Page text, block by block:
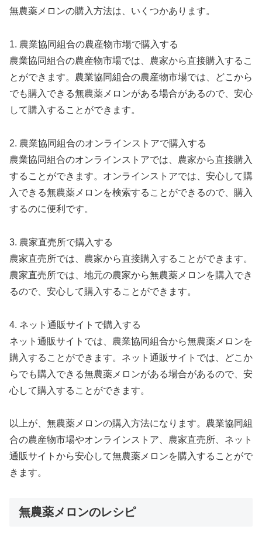
無農薬メロンの購入方法は、いくつかあります。
1. 農業協同組合の農産物市場で購入する
農業協同組合の農産物市場では、農家から直接購入するこ
とができます。農業協同組合の農産物市場では、どこから
でも購入できる無農薬メロンがある場合があるので、安心
して購入することができます。
2. 農業協同組合のオンラインストアで購入する
農業協同組合のオンラインストアでは、農家から直接購入
することができます。オンラインストアでは、安心して購
入できる無農薬メロンを検索することができるので、購入
するのに便利です。
3. 農家直売所で購入する
農家直売所では、農家から直接購入することができます。
農家直売所では、地元の農家から無農薬メロンを購入でき
るので、安心して購入することができます。
4. ネット通販サイトで購入する
ネット通販サイトでは、農業協同組合から無農薬メロンを
購入することができます。ネット通販サイトでは、どこか
らでも購入できる無農薬メロンがある場合があるので、安
心して購入することができます。
以上が、無農薬メロンの購入方法になります。農業協同組
合の農産物市場やオンラインストア、農家直売所、ネット
通販サイトから安心して無農薬メロンを購入することがで
きます。
無農薬メロンのレシピ